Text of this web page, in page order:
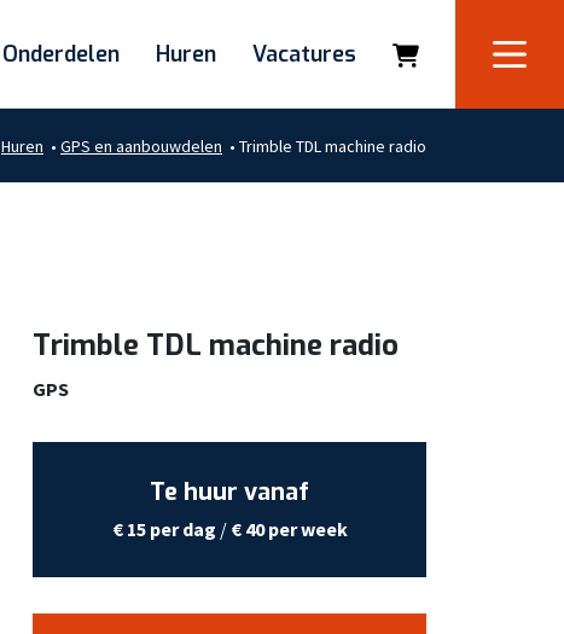
Onderdelen Huren Vacatures
Huren • GPS en aanbouwdelen • Trimble TDL machine radio
Trimble TDL machine radio
GPS
Te huur vanaf
€ 15 per dag / € 40 per week